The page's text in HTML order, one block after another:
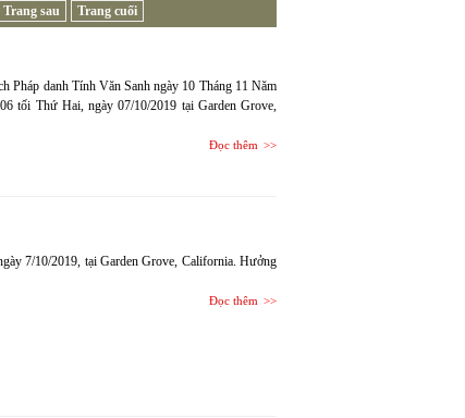
Trang sau Trang cuối
Pháp danh Tính Văn Sanh ngày 10 Tháng 11 Năm
tối Thứ Hai, ngày 07/10/2019 tại Garden Grove,
Đọc thêm
7/10/2019, tại Garden Grove, California. Hưởng
Đọc thêm